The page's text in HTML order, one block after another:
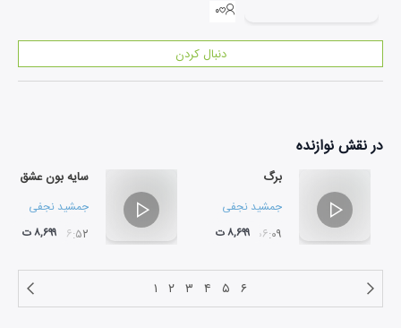
۰
دنبال کردن
در نقشنوازنده
برگ
جمشید نجفی
۰۶:۰۹ ۸,۶۹۹ ت
سایه بون عشق
جمشید نجفی
۰۶:۵۲ ۸,۶۹۹ ت
۱ ۲ ۳ ۴ ۵ ۶